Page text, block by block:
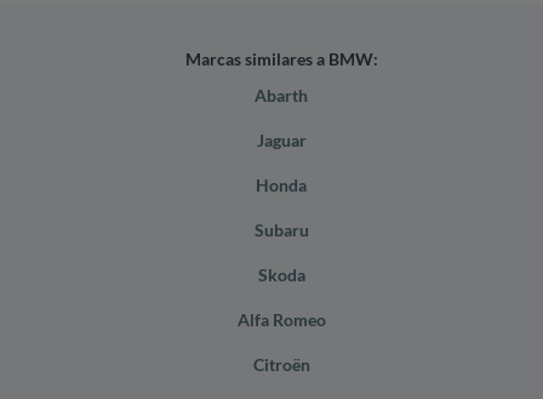
Marcas similares a BMW:
Abarth
Jaguar
Honda
Subaru
Skoda
Alfa Romeo
Citroën